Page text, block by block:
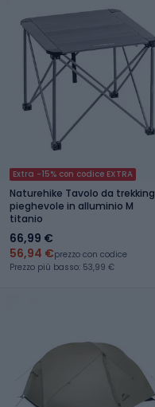
Extra -15% con codice EXTRA
Naturehike Tavolo da trekking
pieghevole in alluminio M
titanio
66,99 €
56,94 €prezzo con codice
Prezzo più basso: 53,99 €